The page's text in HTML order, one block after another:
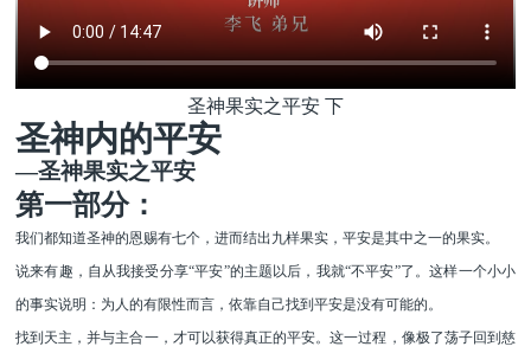
圣神果实之平安 下
圣神内的平安
—圣神果实之平安
第一部分：
我们都知道圣神的恩赐有七个，进而结出九样果实，平安是其中之一的果实。
说来有趣，自从我接受分享“平安”的主题以后，我就“不平安”了。这样一个小小
的事实说明：为人的有限性而言，依靠自己找到平安是没有可能的。
找到天主，并与主合一，才可以获得真正的平安。这一过程，像极了荡子回到慈